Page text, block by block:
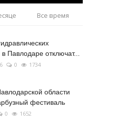
Все время
Павлодаре отключат...
0 1734
области
фестиваль
0 1652